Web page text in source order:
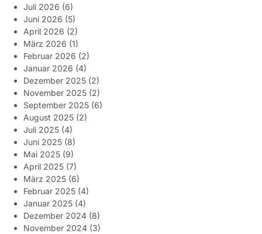
Juli 2026 (6)
Juni 2026 (5)
April 2026 (2)
März 2026 (1)
Februar 2026 (2)
Januar 2026 (4)
Dezember 2025 (2)
November 2025 (2)
September 2025 (6)
August 2025 (2)
Juli 2025 (4)
Juni 2025 (8)
Mai 2025 (9)
April 2025 (7)
März 2025 (6)
Februar 2025 (4)
Januar 2025 (4)
Dezember 2024 (8)
November 2024 (3)